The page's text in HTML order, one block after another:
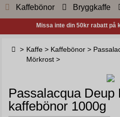
Kaffebönor Bryggkaffe
Missa inte din 50kr rabatt på
> Kaffe > Kaffebönor >
Mörkrost >
Passalacqua Deup
kaffebönor 1000g